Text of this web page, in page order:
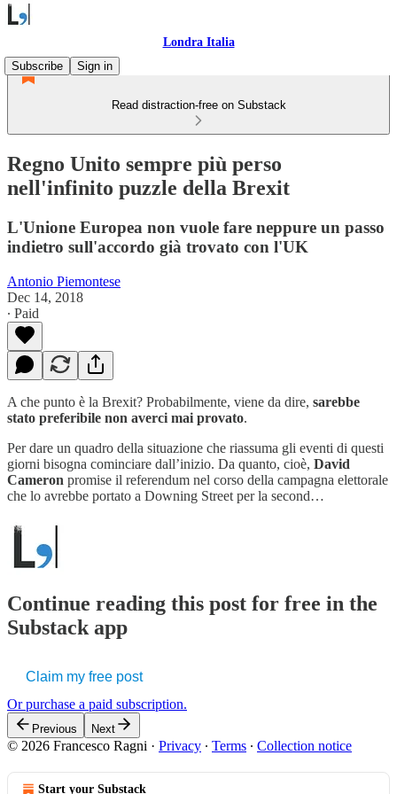
Londra Italia
Subscribe
Sign in
Read distraction-free on Substack
Regno Unito sempre più perso
nell'infinito puzzle della Brexit
L'Unione Europea non vuole fare neppure un passo
indietro sull'accordo già trovato con l'UK
Antonio Piemontese
Dec 14, 2018
∙ Paid
A che punto è la Brexit? Probabilmente, viene da dire, sarebbe
stato preferibile non averci mai provato.
Per dare un quadro della situazione che riassuma gli eventi di questi
giorni bisogna cominciare dall’inizio. Da quanto, cioè, David
Cameron promise il referendum nel corso della campagna elettorale
che lo avrebbe portato a Downing Street per la second…
Continue reading this post for free in the
Substack app
Claim my free post
Or purchase a paid subscription.
Previous Next
© 2026 Francesco Ragni · Privacy ∙ Terms ∙ Collection notice
Start your Substack